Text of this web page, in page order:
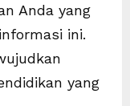
Anda yang
ini.
yang